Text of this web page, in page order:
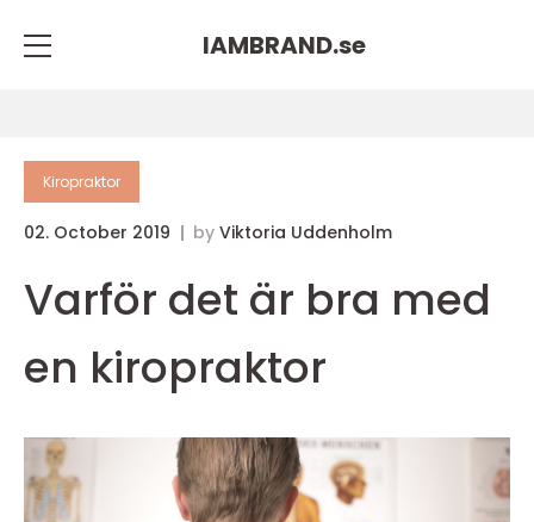
IAMBRAND.se
Kiropraktor
02. October 2019 by Viktoria Uddenholm
Varför det är bra med
en kiropraktor